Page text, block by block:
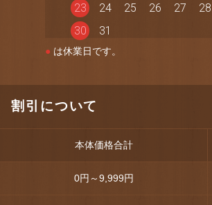
23
24 25 26 27 28
30
31
● は休業日です。
割引について
本体価格合計
0円～9,999円